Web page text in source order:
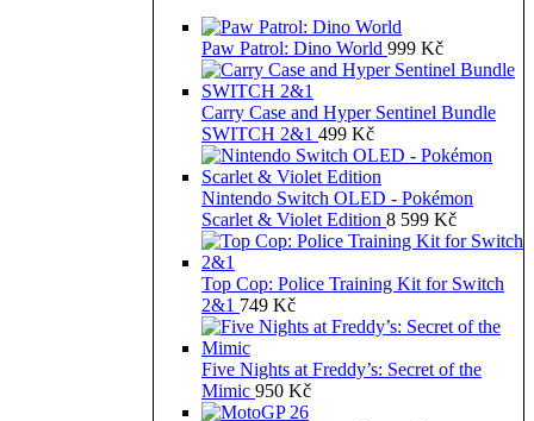
Paw Patrol: Dino World 999 Kč
Carry Case and Hyper Sentinel Bundle
SWITCH 2&1 499 Kč
Nintendo Switch OLED - Pokémon
Scarlet & Violet Edition 8 599 Kč
Top Cop: Police Training Kit for Switch
2&1 749 Kč
Five Nights at Freddy’s: Secret of the
Mimic 950 Kč